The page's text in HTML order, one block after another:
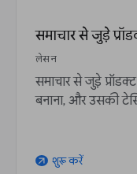
समाचार से जुड़े
लेसन
समाचार से जुड़े
बनाना, और उसकी
arrow_outward शुरू करें